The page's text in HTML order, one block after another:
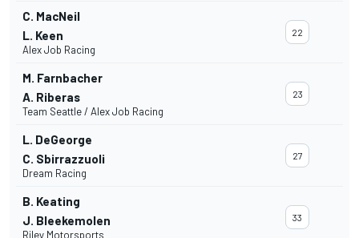
C. MacNeil
L. Keen
Alex Job Racing
22
M. Farnbacher
A. Riberas
Team Seattle / Alex Job Racing
23
L. DeGeorge
C. Sbirrazzuoli
Dream Racing
27
B. Keating
J. Bleekemolen
Riley Motorsports
33